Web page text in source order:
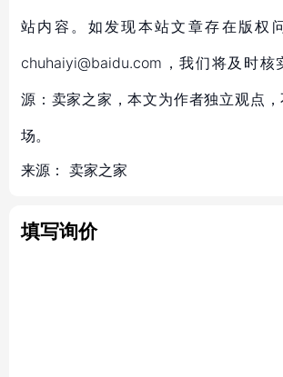
站内容。如发现本站文章存在版权
chuhaiyi@baidu.com，我们将及时核
源：卖家之家，本文为作者独立观点
场。
来源： 卖家之家
填写询价